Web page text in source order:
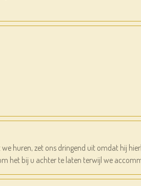
huren, zet ons dringend uit omdat hij
het bij u achter te laten terwijl we